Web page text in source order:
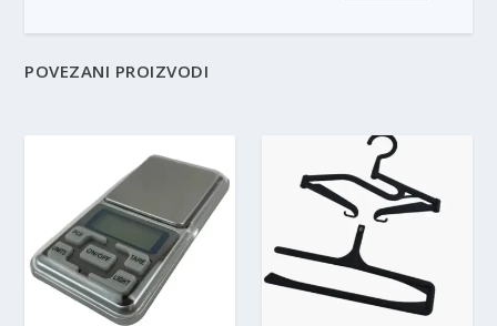
POVEZANI PROIZVODI